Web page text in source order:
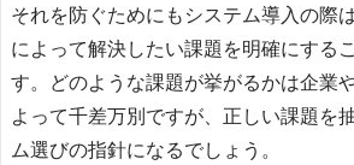
それを防ぐためにもシステム導入の際
によって解決したい課題を明確にする
す。どのような課題が挙がるかは企業
よって千差万別ですが、正しい課題を
ム選びの指針になるでしょう。